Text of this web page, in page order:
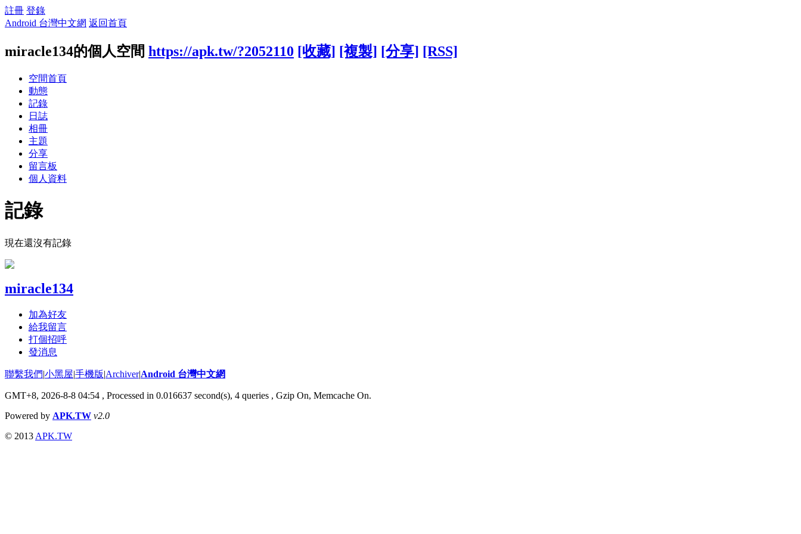
註冊 登錄
Android 台灣中文網 返回首頁
miracle134的個人空間 https://apk.tw/?2052110 [收藏] [複製] [分享] [RSS]
空間首頁
動態
記錄
日誌
相冊
主題
分享
留言板
個人資料
記錄
現在還沒有記錄
miracle134
加為好友
給我留言
打個招呼
發消息
聯繫我們|小黑屋|手機版|Archiver|Android 台灣中文網
GMT+8, 2026-8-8 04:54 , Processed in 0.016637 second(s), 4 queries , Gzip On, Memcache On.
Powered by APK.TW v2.0
© 2013 APK.TW